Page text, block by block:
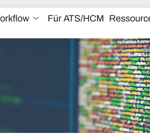
Für ATS/HCM